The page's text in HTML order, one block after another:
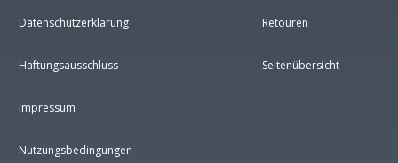
Datenschutzerklärung
Haftungsausschluss
Impressum
Nutzungsbedingungen
Retouren
Seitenübersicht